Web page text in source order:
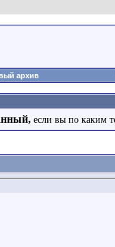
архив
если вы по каким